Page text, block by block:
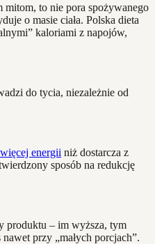
to nie pora spożywanego
o masie ciała. Polska dieta
kaloriami z napojów,
do tycia, niezależnie od
więcej energii niż dostarcza z
sposób na redukcję
produktu – im wyższa, tym
przy „małych porcjach”.